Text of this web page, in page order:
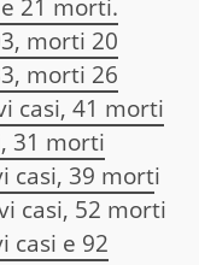
21 morti.
morti 20
morti 26
casi, 41 morti
31 morti
casi, 39 morti
casi, 52 morti
casi e 92